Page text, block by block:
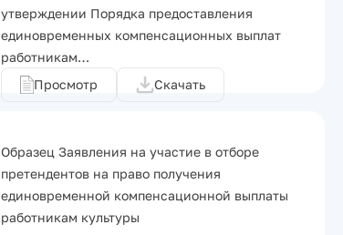
утверждении Порядка предоставления
единовременных компенсационных выплат
работникам…
Просмотр
Скачать
Образец Заявления на участие в отборе
претендентов на право получения
единовременной компенсационной выплаты
работникам культуры